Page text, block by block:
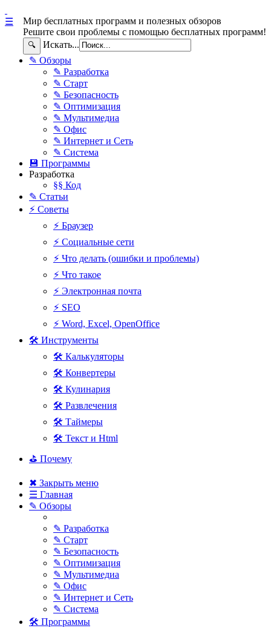
Мир бесплатных программ и полезных обзоров
Решите свои проблемы с помощью бесплатных программ!
🔍 Искать...
☰
✎ Обзоры
✎ Разработка
✎ Старт
✎ Безопасность
✎ Оптимизация
✎ Мультимедиа
✎ Офис
✎ Интернет и Сеть
✎ Система
💾 Программы
Разработка
§§ Код
✎ Статьи
⚡ Советы
⚡ Браузер
⚡ Социальные сети
⚡ Что делать (ошибки и проблемы)
⚡ Что такое
⚡ Электронная почта
⚡ SEO
⚡ Word, Excel, OpenOffice
🛠 Инструменты
🛠 Калькуляторы
🛠 Конвертеры
🛠 Кулинария
🛠 Развлечения
🛠 Таймеры
🛠 Текст и Html
⛳ Почему
✖ Закрыть меню
☰ Главная
✎ Обзоры
✎ Разработка
✎ Старт
✎ Безопасность
✎ Оптимизация
✎ Мультимедиа
✎ Офис
✎ Интернет и Сеть
✎ Система
🛠 Программы